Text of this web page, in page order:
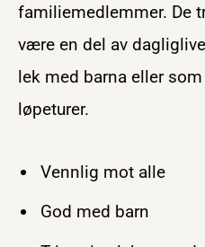
familiemedlemmer. De
være en del av
lek med barna eller
løpeturer.
Vennlig mot alle
God med barn